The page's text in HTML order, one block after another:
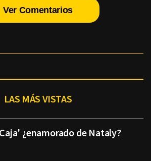
Ver Comentarios
LAS MÁS VISTAS
¿enamorado de Nataly?